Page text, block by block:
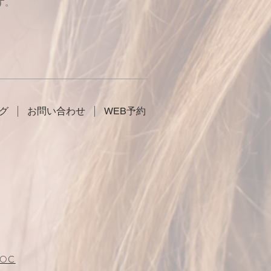
お問い合わせ WEB予約